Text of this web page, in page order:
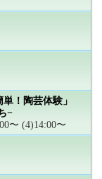
！陶芸体験」
−
〜 (4)14:00〜